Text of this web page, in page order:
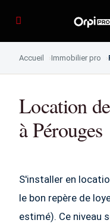
Accueil Immobilier pro
Location
à Pérouges
S'installer en
le bon repère de
estimé). Ce niveau